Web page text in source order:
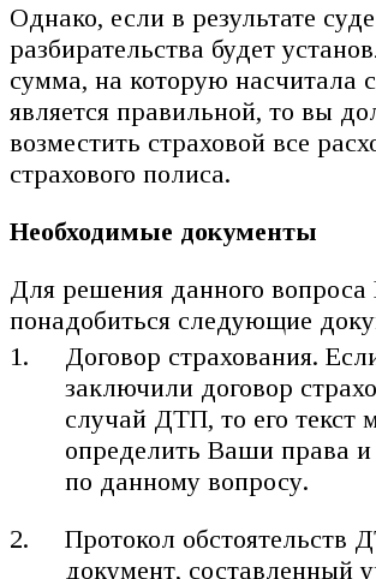
Однако, если в результате
разбирательства будет
сумма, на которую насчитала
является правильной, то вы
возместить страховой все
страхового полиса.
Необходимые документы
Для решения данного
понадобиться следующие
Договор страхования.
заключили договор
случай ДТП, то его текст
определить Ваши права и
по данному вопросу.
Протокол обстоятельств
документ, составленный